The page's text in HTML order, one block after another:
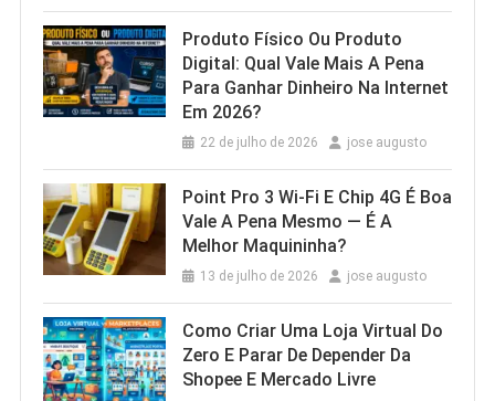
Produto Físico Ou Produto
Digital: Qual Vale Mais A Pena
Para Ganhar Dinheiro Na Internet
Em 2026?
22 de julho de 2026 jose augusto
Point Pro 3 Wi‑Fi E Chip 4G É Boa
Vale A Pena Mesmo — É A
Melhor Maquininha?
13 de julho de 2026 jose augusto
Como Criar Uma Loja Virtual Do
Zero E Parar De Depender Da
Shopee E Mercado Livre